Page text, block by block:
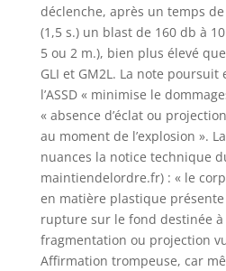
déclenche, après un temps
(1,5 s.) un blast de 160 db à
5 ou 2 m.), bien plus élevé
GLI et GM2L. La note
l’ASSD « minimise le
« absence d’éclat ou
au moment de l’explosion ».
nuances la notice technique
maintiendelordre.fr) : « le
en matière plastique
rupture sur le fond destinée
fragmentation ou projection
Affirmation trompeuse, car